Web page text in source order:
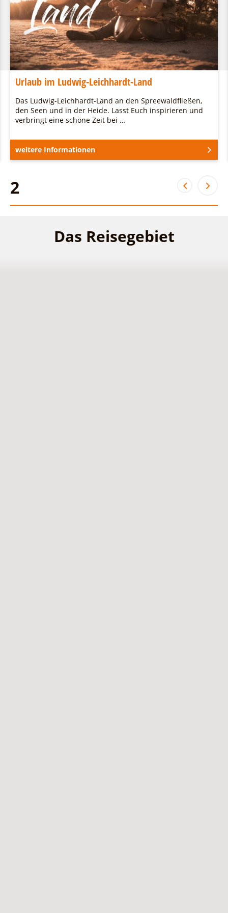
Urlaub im Ludwig-Leichhardt-Land
Das Ludwig-Leichhardt-Land an den Spreewaldfließen,
den Seen und in der Heide. Lasst Euch inspirieren und
verbringt eine schöne Zeit bei …
weitere Informationen
2
Das Reisegebiet